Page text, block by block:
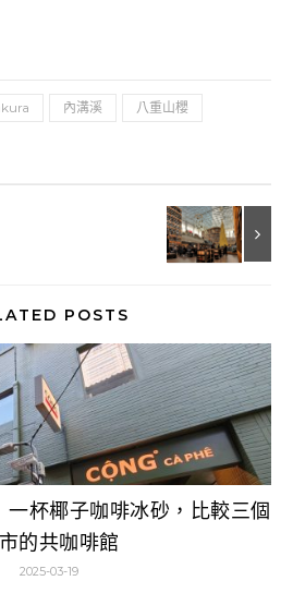
內溝溪
八重山櫻
POSTS
一杯椰子咖啡冰砂，比較三個
的共咖啡館
2025-03-19